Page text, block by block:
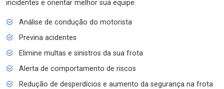
incidentes e orientar melhor sua equipe.
Análise de condução do motorista
Previna acidentes
Elimine multas e sinistros da sua frota
Alerta de comportamento de riscos
Redução de desperdícios e aumento da segurança na frota